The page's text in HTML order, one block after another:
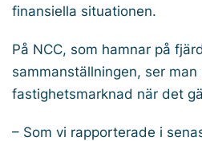
finansiella situationen.
På NCC, som hamnar på
sammanställningen, ser man
fastighetsmarknad när det
– Som vi rapporterade i